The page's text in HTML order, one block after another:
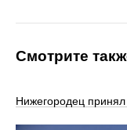
Смотрите
Нижегородец